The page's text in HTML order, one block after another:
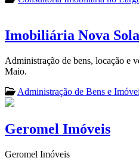
Imobiliária Nova
Administração de bens, locação e
Maio.
Administração de Bens e
Geromel Imóveis
Geromel Imóveis